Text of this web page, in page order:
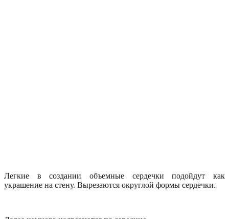
Легкие в создании объемные сердечки подойдут как
украшение на стену. Вырезаются округлой формы сердечки.